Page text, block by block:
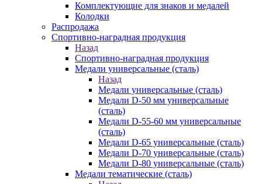
Комплектующие для знаков и медалей
Колодки
Распродажа
Спортивно-наградная продукция
Назад
Спортивно-наградная продукция
Медали универсальные (сталь)
Назад
Медали универсальные (сталь)
Медали D-50 мм универсальные
(сталь)
Медали D-55-60 мм универсальные
(сталь)
Медали D-65 универсальные (сталь)
Медали D-70 универсальные (сталь)
Медали D-80 универсальные (сталь)
Медали тематические (сталь)